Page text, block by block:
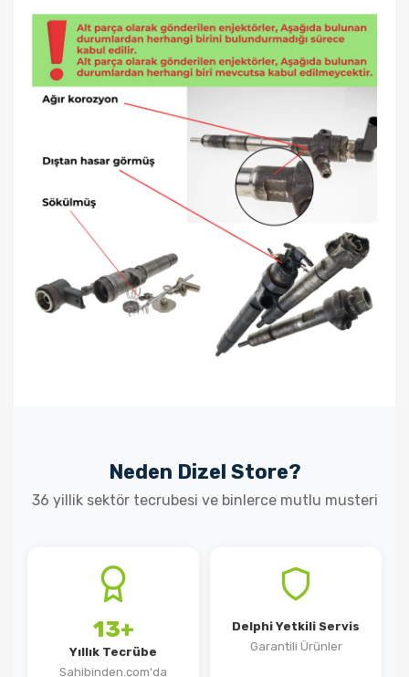
Neden Dizel Store?
36 yillik sektör tecrubesi ve binlerce mutlu musteri
13+
Yıllık Tecrübe
Sahibinden.com'da
Delphi Yetkili Servis
Garantili Ürünler